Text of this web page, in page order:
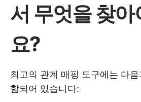
서 무엇을 찾아
요?
최고의 관계 매핑 도구에는 다
함되어 있습니다: